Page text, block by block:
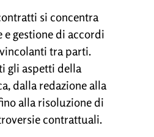
si concentra
e gestione di accordi
tra parti.
gli aspetti della
dalla redazione alla
alla risoluzione di
contrattuali.